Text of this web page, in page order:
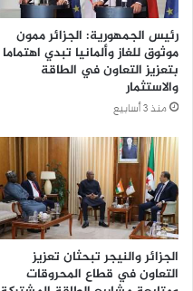
رئيس الجمهورية: الجزائر ممون
موثوق للغاز وألمانيا تبدي اهتماما
بتعزيز التعاون في الطاقة
والاستثمار
منذ 3 أسابيع
الجزائر والنيجر تبحثان تعزيز
التعاون في قطاع المحروقات